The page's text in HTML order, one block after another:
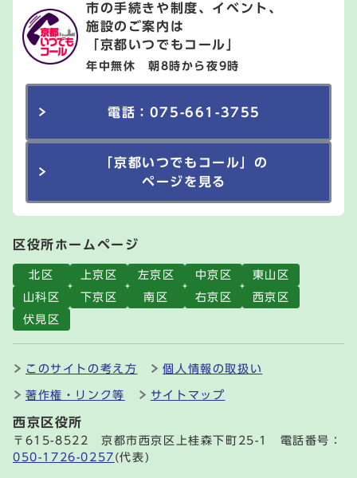
市の手続きや制度、イベント、
施設のご案内は
「京都いつでもコール」
年中無休 朝8時から夜9時
電話：075-661-3755
「京都いつでもコール」の
ページを見る
区役所ホームページ
北区 上京区 左京区 中京区
東山区
山科区
下京区 南区 右京区
西京区
伏見区
このサイトの考え方 個人情報の取扱い
著作権・リンク等 サイトマップ
西京区役所
〒615-8522 京都市西京区上桂森下町25-1 電話番号：
050-1726-0257 (代表)